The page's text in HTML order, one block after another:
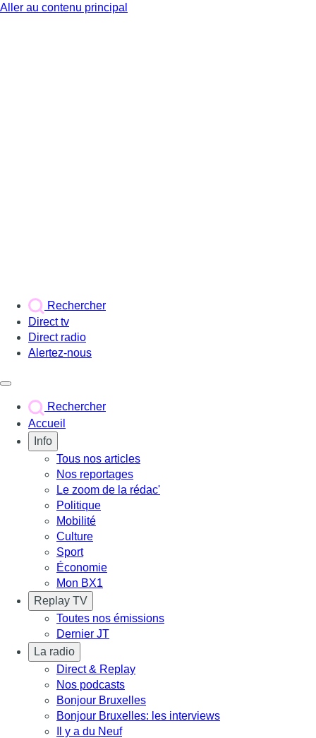
Aller au contenu principal
Rechercher
Direct tv
Direct radio
Alertez-nous
Rechercher
Accueil
Info
Tous nos articles
Nos reportages
Le zoom de la rédac'
Politique
Mobilité
Culture
Sport
Économie
Mon BX1
Replay TV
Toutes nos émissions
Dernier JT
La radio
Direct & Replay
Nos podcasts
Bonjour Bruxelles
Bonjour Bruxelles: les interviews
Il y a du Neuf